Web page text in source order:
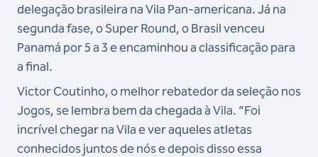
delegação brasileira na Vila Pan-americana. Já na
segunda fase, o Super Round, o Brasil venceu
Panamá por 5 a 3 e encaminhou a classificação para
a final.
Victor Coutinho, o melhor rebatedor da seleção nos
Jogos, se lembra bem da chegada à Vila. “Foi
incrível chegar na Vila e ver aqueles atletas
conhecidos juntos de nós e depois disso essa